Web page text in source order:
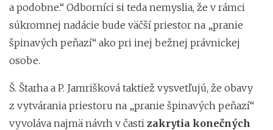
a podobne.“ Odborníci si teda nemyslia, že v rámci
súkromnej nadácie bude väčší priestor na „pranie
špinavých peňazí“ ako pri inej bežnej právnickej
osobe.
Š. Štarha a P. Jamrišková taktiež vysvetľujú, že obavy
z vytvárania priestoru na „pranie špinavých peňazí“
vyvoláva najmä návrh v časti zakrytia konečných